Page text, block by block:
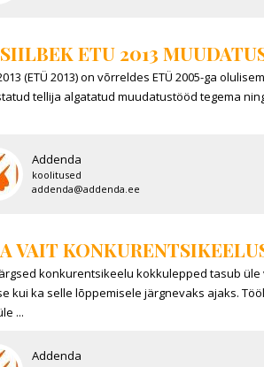
ETU 2013
(ETÜ 2013) on võrreldes ETÜ 2005-ga
tellija algatatud muudatustööd tegema
Addenda
koolitused
addenda@addenda.ee
VAIT
konkurentsikeelu kokkulepped tasub
kui ka selle lõppemisele järgnevaks ajaks.
...
Addenda